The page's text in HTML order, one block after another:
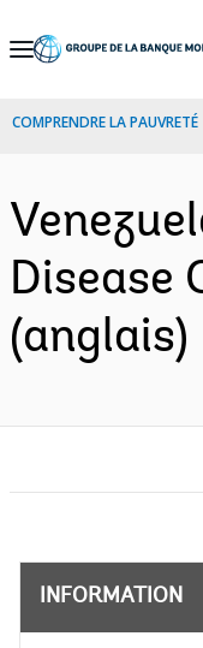
Skip
Navigation
COMPRENDRE LA PAUVRETÉ
Disease
(anglais)
INFORMATION